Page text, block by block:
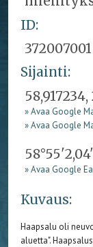
ID:
372007001
Sijainti:
» Avaa Google
» Avaa Google
» Avaa Google
Kuvaus:
Haapsalu oli
aluetta".